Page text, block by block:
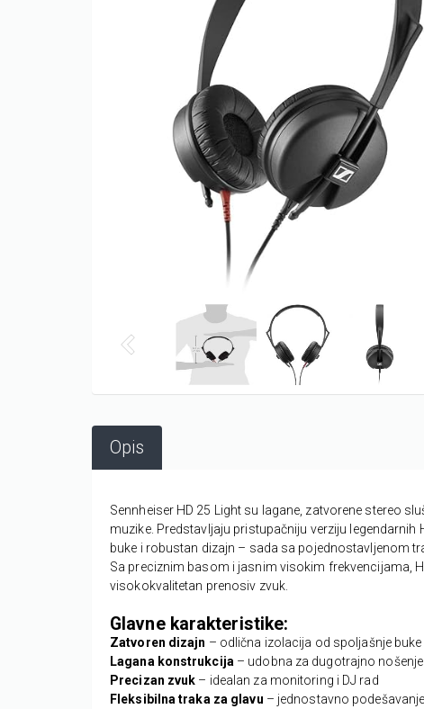
Opis
Sennheiser HD 25 Light su lagane, zatvorene stereo
muzike. Predstavljaju pristupačniju verziju
buke i robustan dizajn – sada sa pojednostavljenom
Sa preciznim basom i jasnim visokim frekvencijama,
visokokvalitetan prenosiv zvuk.
Glavne karakteristike:
Zatvoren dizajn – odlična izolacija od spoljašnje buke
Lagana konstrukcija – udobna za dugotrajno nošenje
Precizan zvuk – idealan za monitoring i DJ rad
Fleksibilna traka za glavu – jednostavno podešavanje